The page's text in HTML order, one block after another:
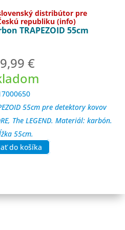
distribútor pre
republiku (info)
TRAPEZOID 55cm
€
55cm pre detektory kovov
The LEGEND. Materiál: karbón.
55cm.
do košíka